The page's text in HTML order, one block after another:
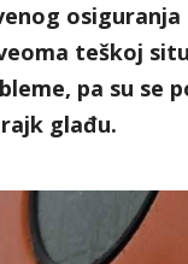
osiguranja
teškoj
pa su se
glađu.